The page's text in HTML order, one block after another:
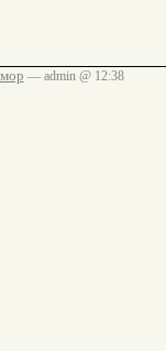
— admin @ 12:38